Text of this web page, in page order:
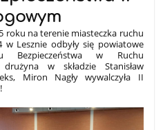
roku na terenie miasteczka ruchu
w Lesznie odbyły się powiatowe
Bezpieczeństwa w Ruchu
w składzie Stanisław
Miron Nagły wywalczyła II